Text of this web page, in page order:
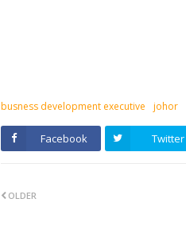
busness development executive johor
Facebook Twitter
OLDER